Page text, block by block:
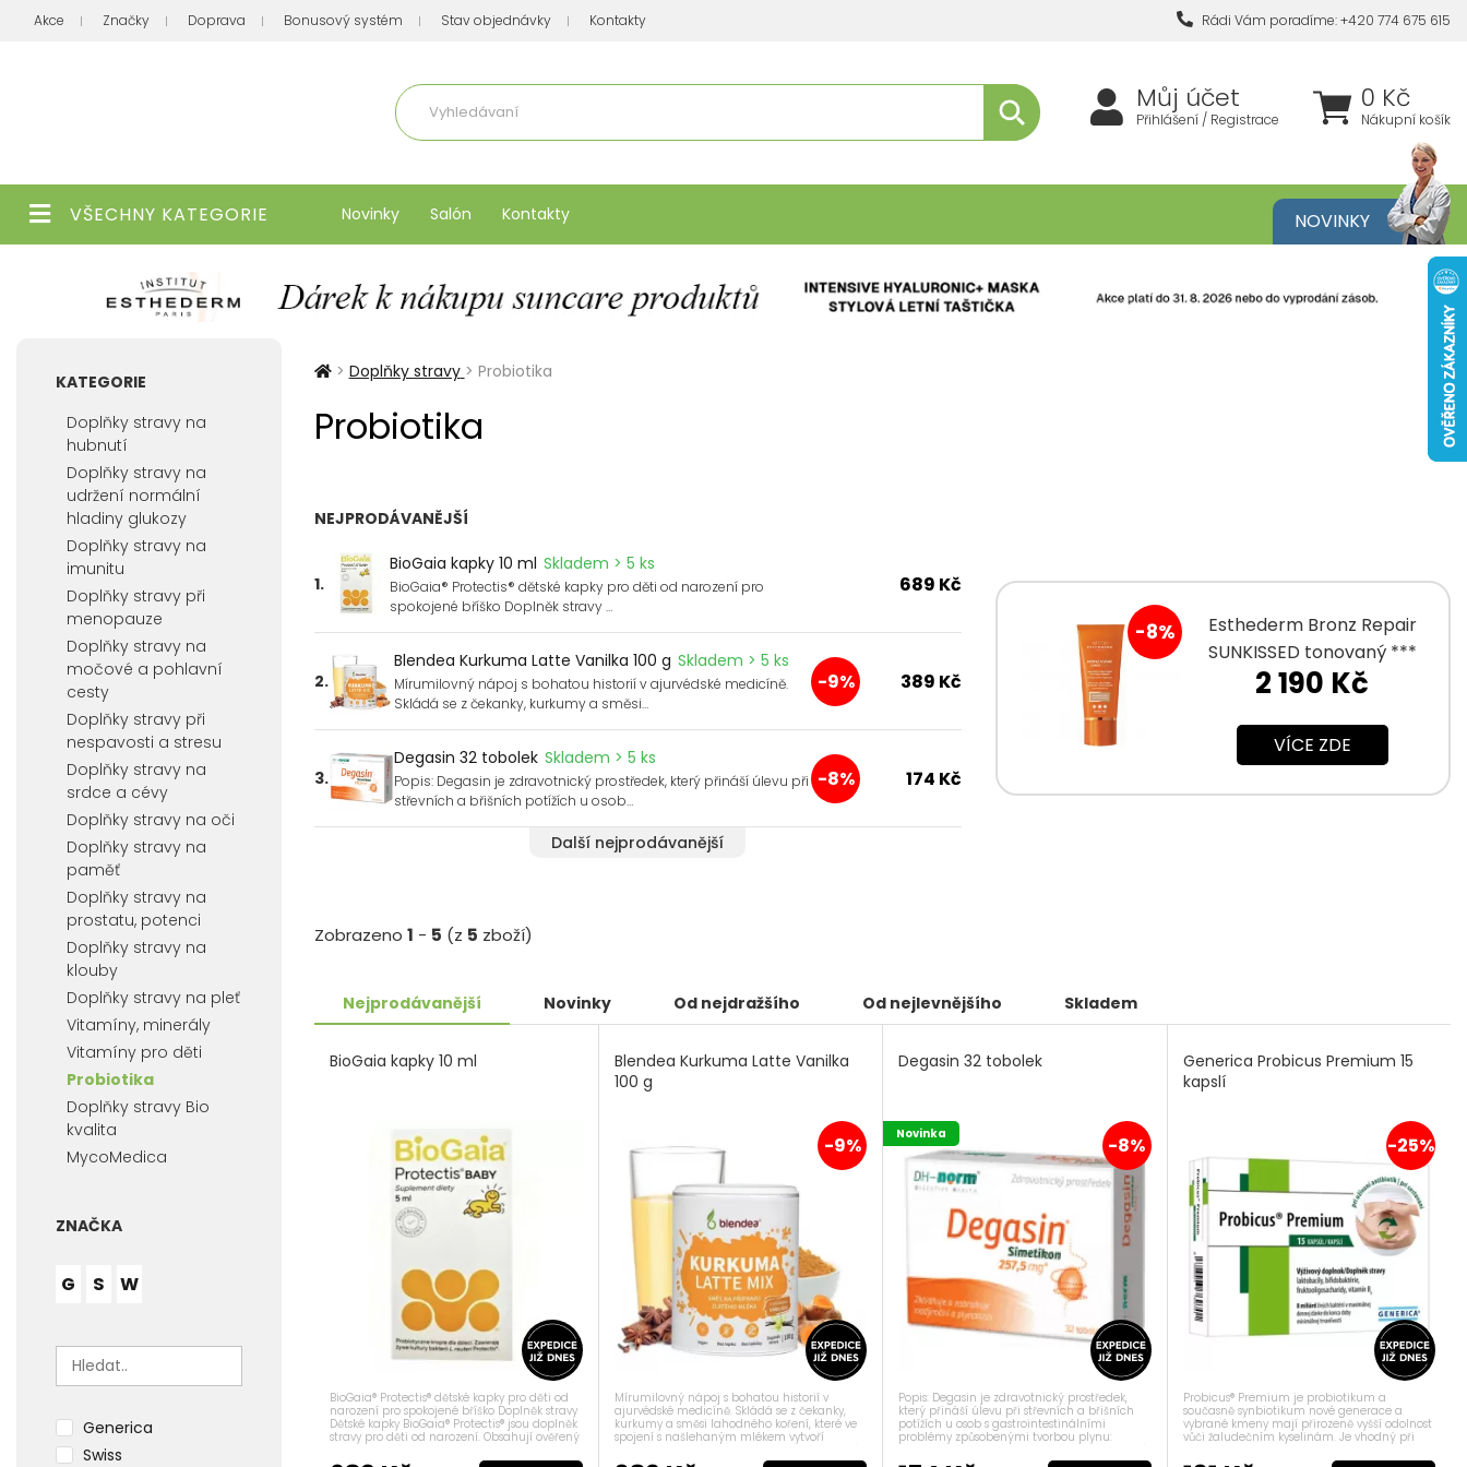
Akce Značky Doprava Bonusový systém Stav objednávky Kontakty Rádi Vám poradíme: +420 774 675 615
0 Kč
Nákupní košík
Můj účet
Přihlášení / Registrace
VŠECHNY KATEGORIE Novinky Salón Kontakty NOVINKY
> Doplňky stravy > Probiotika
Probiotika
NEJPRODÁVANĚJŠÍ
1.
BioGaia kapky 10 ml Skladem > 5 ks
BioGaia® Protectis® dětské kapky pro děti od narození pro
spokojené bříško Doplněk stravy …
689 Kč
2.
Blendea Kurkuma Latte Vanilka 100 g Skladem > 5 ks
Mírumilovný nápoj s bohatou historií v ajurvédské medicíně.
Skládá se z čekanky, kurkumy a směsi…
-9% 389 Kč
3.
Degasin 32 tobolek Skladem > 5 ks
Popis: Degasin je zdravotnický prostředek, který přináší úlevu při
střevních a břišních potížích u osob…
-8% 174 Kč
Další nejprodávanější
-8%
Esthederm Bronz Repair
SUNKISSED tonovaný ***
protivráskový krém 50 ml
2 190 Kč
VÍCE ZDE
Zobrazeno 1 - 5 (z 5 zboží)
Nejprodávanější Novinky Od nejdražšího Od nejlevnějšího Skladem
BioGaia kapky 10 ml
BioGaia® Protectis® dětské kapky pro děti od
narození pro spokojené bříško Doplněk stravy
Dětské kapky BioGaia® Protectis® jsou doplněk
stravy pro děti od narození. Obsahují ověřený
reuteri Protectis®...
Blendea Kurkuma Latte Vanilka
100 g
-9%
Mírumilovný nápoj s bohatou historií v
ajurvédské medicíně. Skládá se z čekanky,
kurkumy a směsi lahodného koření, které ve
spojení s našlehaným mlékem vytvoří
dokonale jemný ozdravný nápoj plný chutí.
Zahřátí organismu Dokonalá směs kurkumy
Degasin 32 tobolek
-8%
Novinka
Popis: Degasin je zdravotnický prostředek,
který přináší úlevu při střevních a břišních
potížích u osob s gastrointestinálními
problémy způsobenými tvorbou plynu:
nadýmání, plynatost a břišní tenze. Přináší
úlevu při střevních a břišních...
Generica Probicus Premium 15
kapslí
-25%
Probicus® Premium je probiotikum a
současně synbiotikum nové generace a
vybrané kmeny mají přirozeně vyšší odolnost
vůči žaludečním kyselinám. Je vhodný při
užívání antibiotik nebo během cestování.
Synbiotikum znamená obsah nejen živé
KATEGORIE
Doplňky stravy na
hubnutí
Doplňky stravy na
udržení normální
hladiny glukozy
Doplňky stravy na
imunitu
Doplňky stravy při
menopauze
Doplňky stravy na
močové a pohlavní
cesty
Doplňky stravy při
nespavosti a stresu
Doplňky stravy na
srdce a cévy
Doplňky stravy na oči
Doplňky stravy na
paměť
Doplňky stravy na
prostatu, potenci
Doplňky stravy na
klouby
Doplňky stravy na pleť
Vitamíny, minerály
Vitamíny pro děti
Probiotika
Doplňky stravy Bio
kvalita
MycoMedica
ZNAČKA
G S W
Generica
Swiss